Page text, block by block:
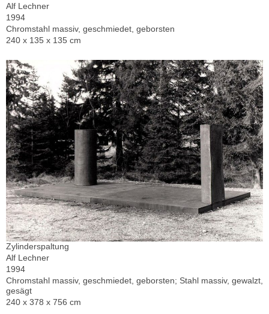
Alf Lechner
1994
Chromstahl massiv, geschmiedet, geborsten
240 x 135 x 135 cm
Zylinderspaltung
Alf Lechner
1994
Chromstahl massiv, geschmiedet, geborsten; Stahl massiv, gewalzt,
gesägt
240 x 378 x 756 cm